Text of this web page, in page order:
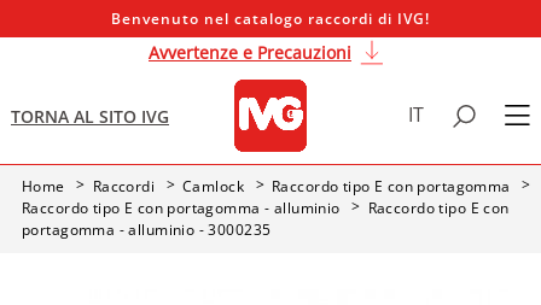
Benvenuto nel catalogo raccordi di IVG!
Avvertenze e Precauzioni
TORNA AL SITO IVG IT
Home Raccordi Camlock
Raccordo tipo E con portagomma
Raccordo tipo E con portagomma - alluminio
Raccordo tipo E con
portagomma - alluminio - 3000235